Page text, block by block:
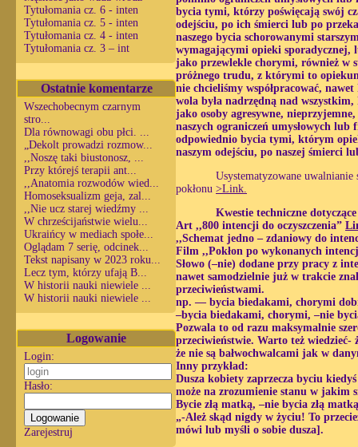
Tytułomania cz. 6 - inten
Tytułomania cz. 5 - inten
Tytułomania cz. 4 - inten
Tytułomania cz. 3 – int
Ostatnie komentarze
Wszechobecnym czarnym
stro...
Dla równowagi obu płci. ...
„Dekolt prowadzi rozmow...
,,Noszę taki biustonosz, ...
Przy którejś terapii ant...
,,Anatomia rozwodów wied...
Homoseksualizm geja, zal...
,,Nie ucz starej wiedźmy ...
W chrześcijaństwie wielu...
Ukraińcy w mediach społe...
Oglądam 7 serię, odcinek...
Tekst napisany w 2023 roku...
Lecz tym, którzy ufają B...
W historii nauki niewiele ...
W historii nauki niewiele ...
Logowanie
Login:
Hasło:
Zarejestruj
bycia tymi, którzy poświęcają swój
odejściu, po ich śmierci lub po
naszego bycia schorowanymi
wymagającymi opieki sporadycznej,
jako przewlekle chorymi, również w
próżnego trudu, z którymi to
nie chcieliśmy współpracować,
wola była nadrzędną nad
jako osoby agresywne,
naszych ograniczeń umysłowych
odpowiednio bycia tymi, którym
naszym odejściu, po naszej śmierci
Usystematyzowane
pokłonu >Link.
Kwestie techniczne
Art ,,800 intencji do oczyszczenia”
,,Schemat jedno – zdaniowy do
Film ,,Pokłon po wykonanych
Słowo (–nie) dodane przy pracy z
nawet samodzielnie już w trakcie
przeciwieństwami.
np. — bycia biedakami, chorymi
–bycia biedakami, chorymi, –nie
Pozwala to od razu maksymalnie
przeciwieństwie. Warto też wiedzieć-
że nie są bałwochwalcami jak w
Inny przykład:
Dusza kobiety zaprzecza byciu
może na zrozumienie stanu w jakim
Bycie złą matką, –nie bycia złą
„-Ależ skąd nigdy w życiu! To
mówi lub myśli o sobie dusza].